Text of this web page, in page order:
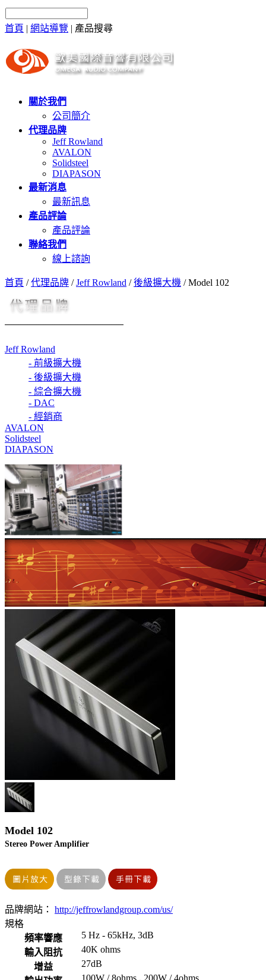
首頁 | 網站導覽 | 產品搜尋
關於我們
公司簡介
代理品牌
Jeff Rowland
AVALON
Solidsteel
DIAPASON
最新消息
最新訊息
產品評論
產品評論
聯絡我們
線上諮詢
首頁 /代理品牌 /Jeff Rowland /後級擴大機 /Model 102
Jeff Rowland
- 前級擴大機
- 後級擴大機
- 綜合擴大機
- DAC
- 經銷商
AVALON
Solidsteel
DIAPASON
Model 102
Stereo Power Amplifier
品牌網站： http://jeffrowlandgroup.com/us/
規格
頻率響應
5 Hz - 65kHz, 3dB
輸入阻抗
40K ohms
增益
27dB
100W / 8ohms , 200W / 4ohms